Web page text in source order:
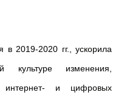
2019-2020 гг., ускорила
культуре изменения,
интернет- и цифровых